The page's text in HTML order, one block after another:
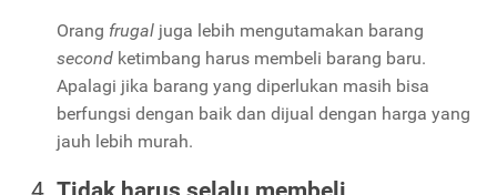
Orang frugal juga lebih mengutamakan barang
second ketimbang harus membeli barang baru.
Apalagi jika barang yang diperlukan masih bisa
berfungsi dengan baik dan dijual dengan harga yang
jauh lebih murah.